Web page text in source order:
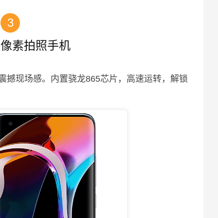
3
素拍照手机
撼现场感。内置骁龙865芯片，高速运转，解锁